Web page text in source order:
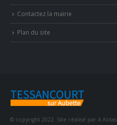
Contactez la mairie
Plan du site
© copyright 2022. Site réalisé par A.Kotas